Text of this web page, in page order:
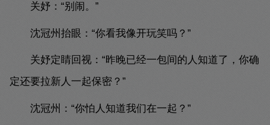
关妤：“别闹。”
沈冠州抬眼：“你看我像开玩笑吗？”
关妤定睛回视：“昨晚已经一包间的人知道了，你确
定还要拉新人一起保密？”
沈冠州：“你怕人知道我们在一起？”